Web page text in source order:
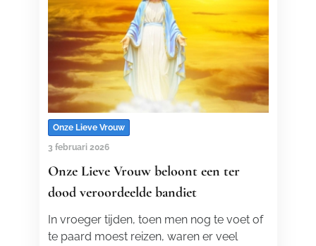
Onze Lieve Vrouw
3 februari 2026
Onze Lieve Vrouw beloont een ter
dood veroordeelde bandiet
In vroeger tijden, toen men nog te voet of
te paard moest reizen, waren er veel